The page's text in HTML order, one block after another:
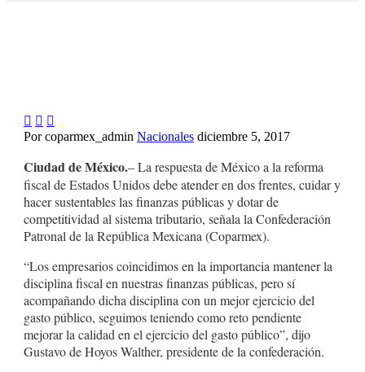
  
Por coparmex_admin Nacionales diciembre 5, 2017
Ciudad de México.– La respuesta de México a la reforma
fiscal de Estados Unidos debe atender en dos frentes, cuidar y
hacer sustentables las finanzas públicas y dotar de
competitividad al sistema tributario, señala la Confederación
Patronal de la República Mexicana (Coparmex).
“Los empresarios coincidimos en la importancia mantener la
disciplina fiscal en nuestras finanzas públicas, pero sí
acompañando dicha disciplina con un mejor ejercicio del
gasto público, seguimos teniendo como reto pendiente
mejorar la calidad en el ejercicio del gasto público”, dijo
Gustavo de Hoyos Walther, presidente de la confederación.